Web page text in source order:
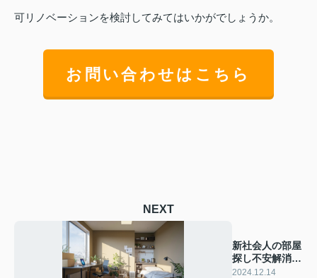
可リノベーションを検討してみてはいかがでしょうか。
お問い合わせはこちら
NEXT
新社会人の部屋
探し不安解消！
準備のコツをご
2024.12.14